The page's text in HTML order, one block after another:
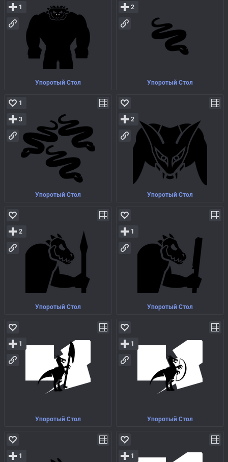
Упоротый Стол
1
Упоротый Стол
2
Упоротый Стол
1
3
Упоротый Стол
2
Упоротый Стол
2
Упоротый Стол
1
Упоротый Стол
1
Упоротый Стол
1
1 1